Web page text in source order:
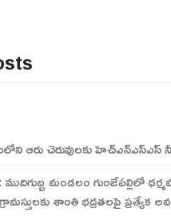
ఆరు చెరువులకు హెచ్ఎన్ఎస్ఎస్
మండలం గుంజేపల్లిలో
శాంతి భద్రతలపై ప్రత్యేక